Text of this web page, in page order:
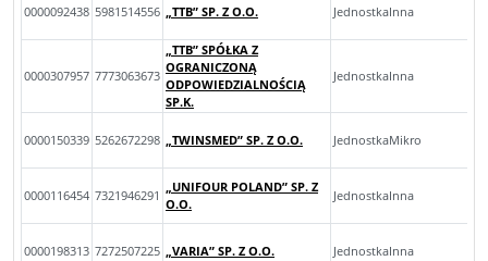
0000092438 5981514556 „TTB” SP. Z O.O. JednostkaInna
0000307957 7773063673
„TTB” SPÓŁKA Z
OGRANICZONĄ
ODPOWIEDZIALNOŚCIĄ
SP.K.
JednostkaInna
0000150339 5262672298 „TWINSMED” SP. Z O.O. JednostkaMikro
0000116454 7321946291
„UNIFOUR POLAND” SP. Z
O.O.
JednostkaInna
0000198313 7272507225 „VARIA” SP. Z O.O. JednostkaInna